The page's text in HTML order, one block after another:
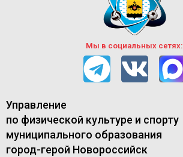
Мы в социальных сетях:
Управление
по физической культуре и спорту
муниципального образования
город-герой Новороссийск